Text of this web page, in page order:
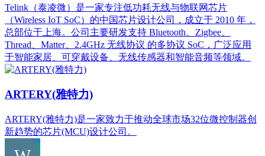
Telink（泰凌微）是一家专注低功耗无线与物联网芯片
（Wireless IoT SoC）的中国芯片设计公司，成立于 2010 年，
总部位于上海。公司主要研发支持 Bluetooth、Zigbee、
Thread、Matter、2.4GHz 无线协议 的多协议 SoC，广泛应用
于智能家居、可穿戴设备、无线传感器和智能音频等领域。
ARTERY(雅特力)
ARTERY(雅特力)是一家致力于推动全球市场32位微控制器创
新趋势的芯片(MCU)设计公司。